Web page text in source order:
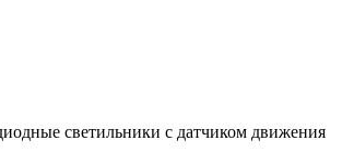
светильники с датчиком движения